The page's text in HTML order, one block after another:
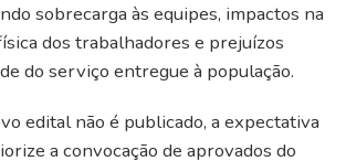
sobrecarga às equipes, impactos na
dos trabalhadores e prejuízos
do serviço entregue à população.
edital não é publicado, a expectativa
a convocação de aprovados do